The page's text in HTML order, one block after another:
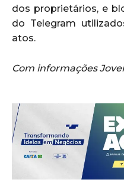
dos proprietários, e
do Telegram
atos.
Com informações